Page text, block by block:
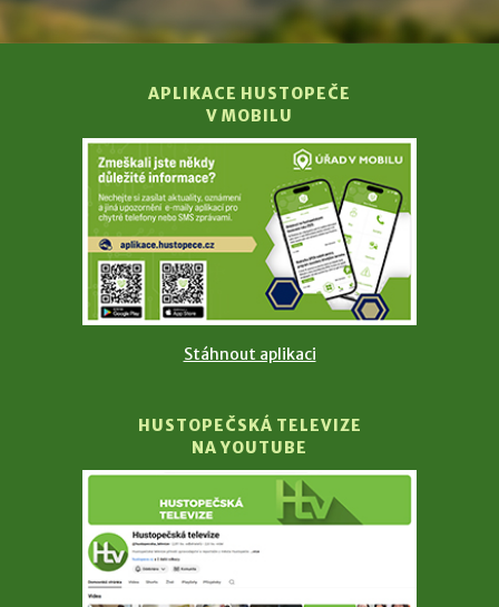
APLIKACE HUSTOPEČE
V MOBILU
Stáhnout aplikaci
HUSTOPEČSKÁ TELEVIZE
NA YOUTUBE